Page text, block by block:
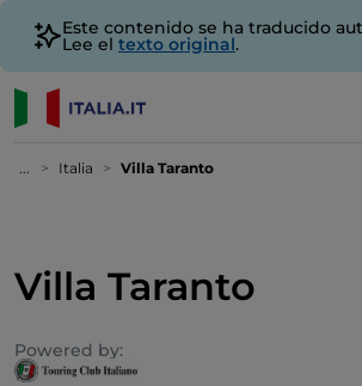
Este contenido se ha traducido
Lee el texto original.
... Italia Villa Taranto
Villa Taranto
Powered by: